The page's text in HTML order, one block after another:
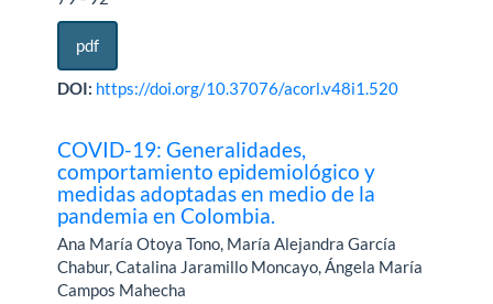
pdf
DOI: https://doi.org/10.37076/acorl.v48i1.520
COVID-19: Generalidades,
comportamiento epidemiológico y
medidas adoptadas en medio de la
pandemia en Colombia.
Ana María Otoya Tono, María Alejandra García
Chabur, Catalina Jaramillo Moncayo, Ángela María
Campos Mahecha